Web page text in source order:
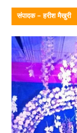
संपादक – हरीश मैखुरी